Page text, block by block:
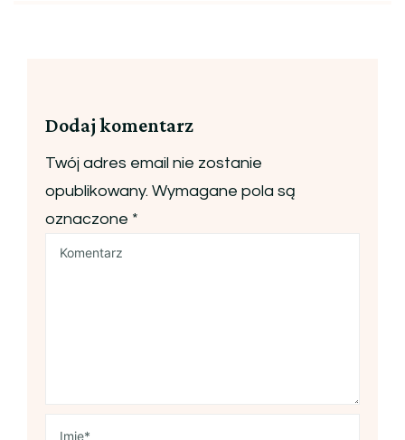
Dodaj komentarz
Twój adres email nie zostanie
opublikowany. Wymagane pola są
oznaczone *